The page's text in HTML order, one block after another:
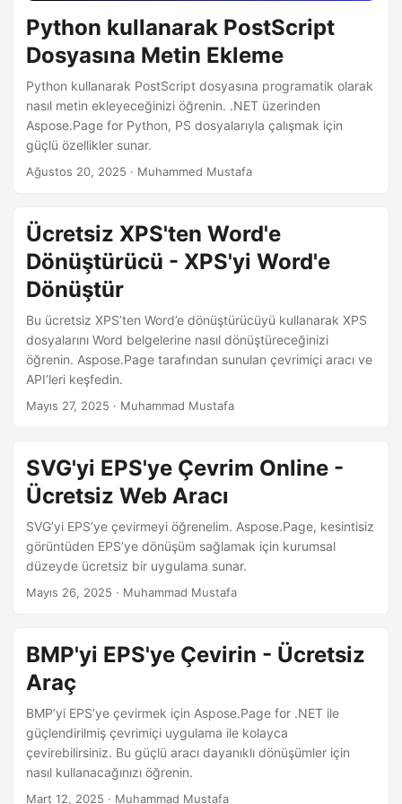
Python kullanarak PostScript
Dosyasına Metin Ekleme
Python kullanarak PostScript dosyasına programatik olarak
nasıl metin ekleyeceğinizi öğrenin. .NET üzerinden
Aspose.Page for Python, PS dosyalarıyla çalışmak için
güçlü özellikler sunar.
Ağustos 20, 2025 · Muhammed Mustafa
Ücretsiz XPS'ten Word'e
Dönüştürücü - XPS'yi Word'e
Dönüştür
Bu ücretsiz XPS’ten Word’e dönüştürücüyü kullanarak XPS
dosyalarını Word belgelerine nasıl dönüştüreceğinizi
öğrenin. Aspose.Page tarafından sunulan çevrimiçi aracı ve
API’leri keşfedin.
Mayıs 27, 2025 · Muhammad Mustafa
SVG'yi EPS'ye Çevrim Online -
Ücretsiz Web Aracı
SVG’yi EPS’ye çevirmeyi öğrenelim. Aspose.Page, kesintisiz
görüntüden EPS’ye dönüşüm sağlamak için kurumsal
düzeyde ücretsiz bir uygulama sunar.
Mayıs 26, 2025 · Muhammad Mustafa
BMP'yi EPS'ye Çevirin - Ücretsiz
Araç
BMP’yi EPS’ye çevirmek için Aspose.Page for .NET ile
güçlendirilmiş çevrimiçi uygulama ile kolayca
çevirebilirsiniz. Bu güçlü aracı dayanıklı dönüşümler için
nasıl kullanacağınızı öğrenin.
Mart 12, 2025 · Muhammad Mustafa